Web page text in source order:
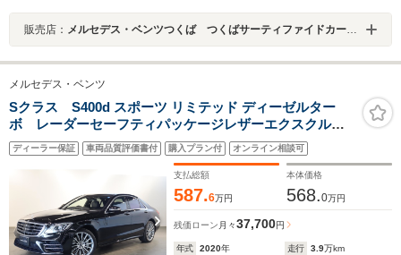
販売店： メルセデス・ベンツつくば つくばサーティファイドカーセンター
メルセデス・ベンツ
Sクラス S400d スポーツ リミテッド ディーゼルター
ボ レーダーセーフティパッケージレザーエクスクルー
シブパッケージAMGスタイリングパッケージパノラミッ
クスライディングルーフブルメスター
ディーラー保証 車両品質評価書付 購入プラン付 オンライン相談可
支払総額
587.6万円
本体価格
568.0万円
残価ローン 月々37,700円
年式 2020年 走行 3.9万km